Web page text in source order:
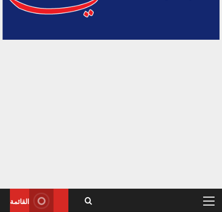
Primary
القائمة